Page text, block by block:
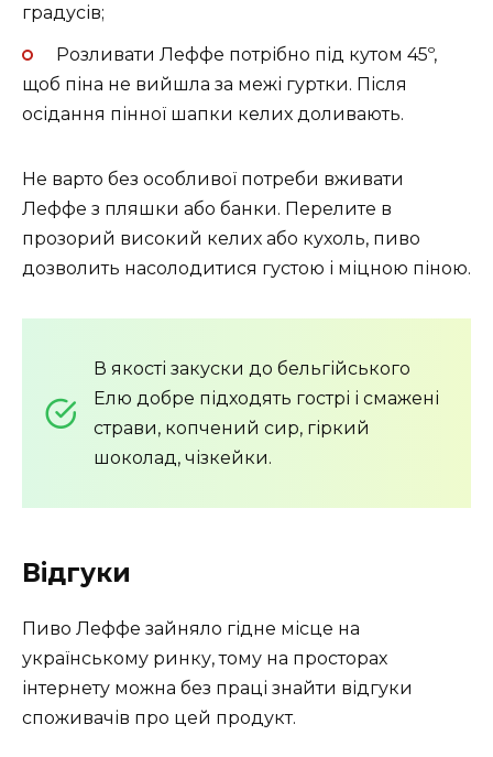
градусів;
Розливати Леффе потрібно під кутом 45º,
щоб піна не вийшла за межі гуртки. Після
осідання пінної шапки келих доливають.
Не варто без особливої потреби вживати
Леффе з пляшки або банки. Перелите в
прозорий високий келих або кухоль, пиво
дозволить насолодитися густою і міцною піною.
В якості закуски до бельгійського
Елю добре підходять гострі і смажені
страви, копчений сир, гіркий
шоколад, чізкейки.
Відгуки
Пиво Леффе зайняло гідне місце на
українському ринку, тому на просторах
інтернету можна без праці знайти відгуки
споживачів про цей продукт.